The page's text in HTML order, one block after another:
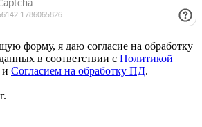
форму, я даю согласие на обработку
в соответствии с Политикой
и Согласием на обработку ПД.